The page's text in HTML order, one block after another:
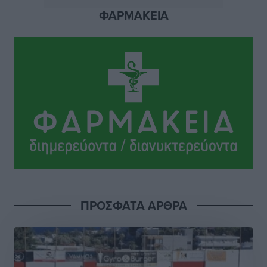
Εθνική Παίδων: Ο Χριστοδούλου και η καλύτερη
Διαγόρας: Ανανέωσε ο Μιχάλης Χατζηγεωργίου
ΔΕΑΣ Δάφνη Ρόδου: Η Ευαγγελία Τετράδη στο
Αθλητικά• πριν 3 ώρες
Σταυρός Καλυθιών: Απέκτησε και την Ειρήνη
Καρελλάκη
Αθλητικά• πριν 3 ώρες
ΦΑΡΜΑΚΕΙΑ
ΠΡΟΣΦΑΤΑ ΑΡΘΡΑ